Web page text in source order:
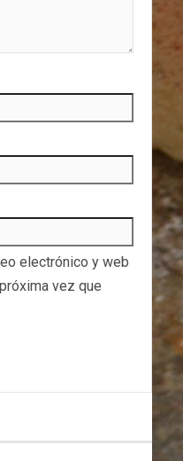
electrónico y web
vez que